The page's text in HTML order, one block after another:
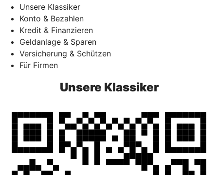
Unsere Klassiker
Konto & Bezahlen
Kredit & Finanzieren
Geldanlage & Sparen
Versicherung & Schützen
Für Firmen
Unsere Klassiker